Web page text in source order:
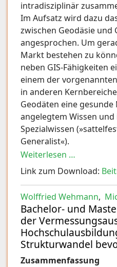
intradisziplinär
Im Aufsatz wird dazu
zwischen Geodäsie
angesprochen. Um
Markt bestehen zu
neben GIS-Fähigkeiten
einem der
in anderen
Geodäten eine
angelegtem Wissen
Spezialwissen
Generalist«).
Weiterlesen …
Link zum Download:
Wolffried Wehmann,
Bachelor- und
der
Strukturwandel
Zusammenfassung